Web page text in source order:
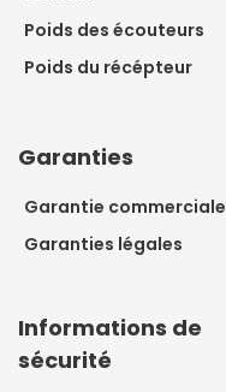
Poids des écouteurs
Poids du récépteur
Garanties
Garantie commerciale
Garanties légales
Informations de
sécurité